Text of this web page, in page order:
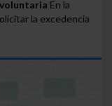
En la
la excedencia